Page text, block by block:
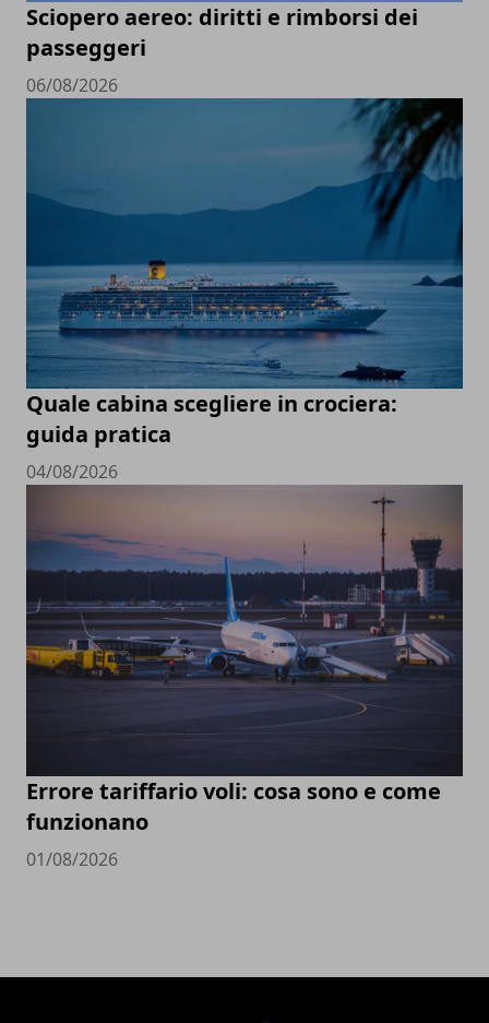
Sciopero aereo: diritti e rimborsi dei
passeggeri
06/08/2026
Quale cabina scegliere in crociera:
guida pratica
04/08/2026
Errore tariffario voli: cosa sono e come
funzionano
01/08/2026